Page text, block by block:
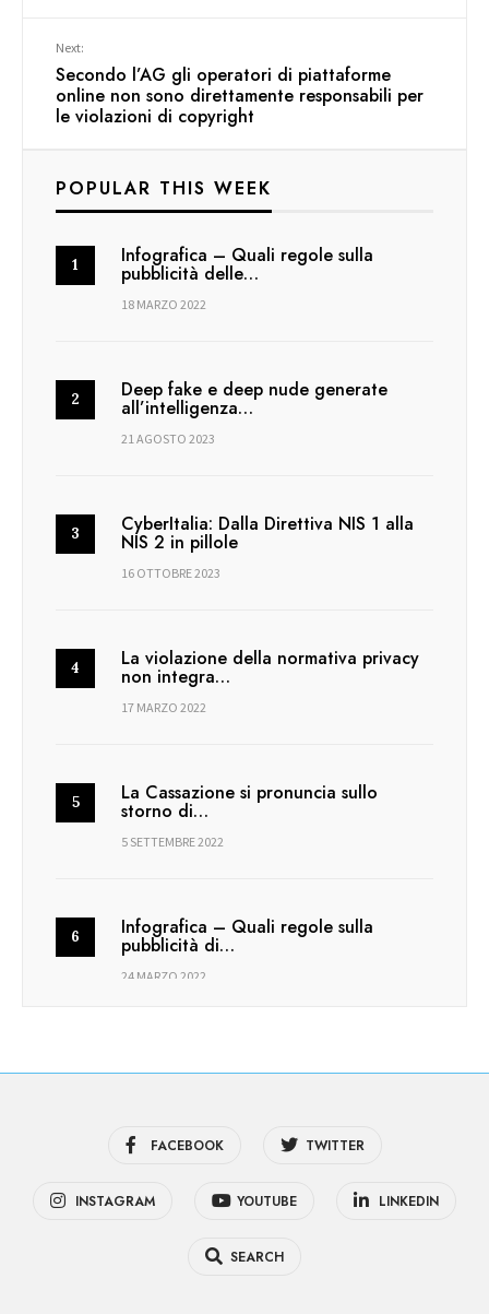
Next:
Secondo l’AG gli operatori di piattaforme
online non sono direttamente responsabili per
le violazioni di copyright
POPULAR THIS WEEK
Infografica – Quali regole sulla
pubblicità delle…
18 MARZO 2022
Deep fake e deep nude generate
all’intelligenza…
21 AGOSTO 2023
CyberItalia: Dalla Direttiva NIS 1 alla
NIS 2 in pillole
16 OTTOBRE 2023
La violazione della normativa privacy
non integra…
17 MARZO 2022
La Cassazione si pronuncia sullo
storno di…
5 SETTEMBRE 2022
Infografica – Quali regole sulla
pubblicità di…
24 MARZO 2022
FACEBOOK TWITTER
INSTAGRAM YOUTUBE LINKEDIN
SEARCH